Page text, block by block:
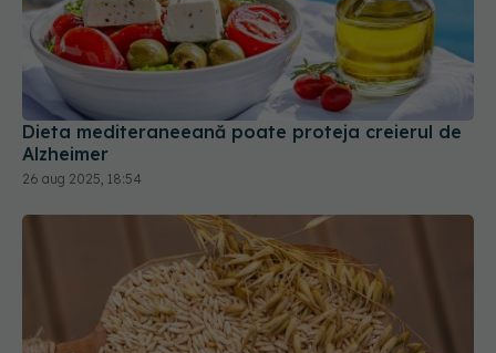
Dieta mediteraneeană poate proteja creierul de
Alzheimer
26 aug 2025, 18:54